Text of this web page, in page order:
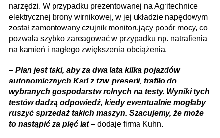
narzędzi. W przypadku prezentowanej na Agritechnice
elektrycznej brony wirnikowej, w jej układzie napędowym
został zamontowany czujnik monitorujący pobór mocy, co
pozwala szybko zareagować w przypadku np. natrafienia
na kamień i nagłego zwiększenia obciążenia.
– Plan jest taki, aby za dwa lata kilka pojazdów
autonomicznych Karl z tzw. preserii, trafiło do
wybranych gospodarstw rolnych na testy. Wyniki tych
testów dadzą odpowiedź, kiedy ewentualnie mogłaby
ruszyć sprzedaż takich maszyn. Szacujemy, że może
to nastąpić za pięć lat– dodaje firma Kuhn.